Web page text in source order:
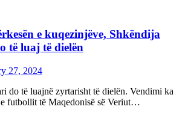
e kuqezinjëve, Shkëndija
të luaj të dielën
27, 2024
do të luajnë zyrtarisht të dielën. Vendimi ka
e futbollit të Maqedonisë së Veriut…